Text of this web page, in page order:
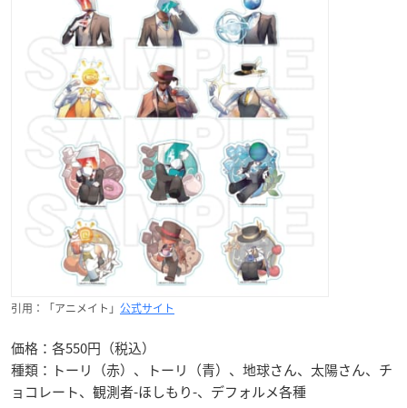
引用：「アニメイト」 公式サイト
価格：各550円（税込）
種類：トーリ（赤）、トーリ（青）、地球さん、太陽さん、チ
ョコレート、観測者-ほしもり-、デフォルメ各種